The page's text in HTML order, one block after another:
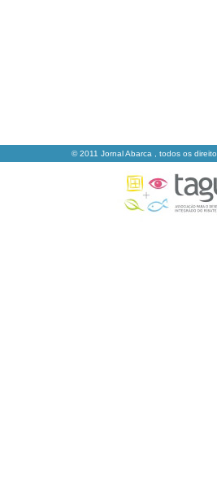
© 2011 Jornal Abarca , todos os